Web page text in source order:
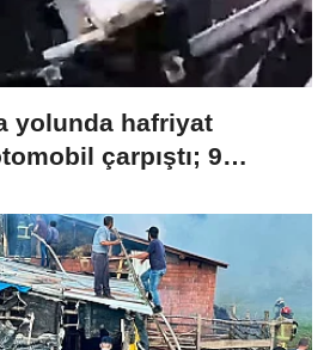
yolunda hafriyat
çarpıştı; 9